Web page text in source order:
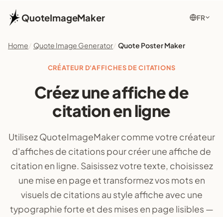
QuoteImageMaker FR
Home Quote Image Generator Quote Poster Maker
CRÉATEUR D'AFFICHES DE CITATIONS
Créez une affiche de
citation en ligne
Utilisez QuoteImageMaker comme votre créateur
d'affiches de citations pour créer une affiche de
citation en ligne. Saisissez votre texte, choisissez
une mise en page et transformez vos mots en
visuels de citations au style affiche avec une
typographie forte et des mises en page lisibles —